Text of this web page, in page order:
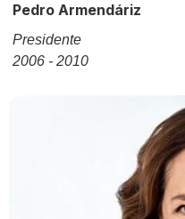
Pedro Armendáriz
Presidente
2006 - 2010